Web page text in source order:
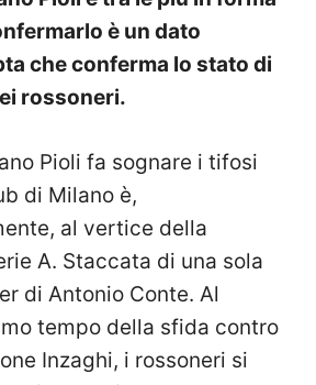
è un dato
che conferma lo stato di
rossoneri.
Pioli fa sognare i tifosi
di Milano è,
al vertice della
A. Staccata di una sola
di Antonio Conte. Al
tempo della sfida contro
Inzaghi, i rossoneri si